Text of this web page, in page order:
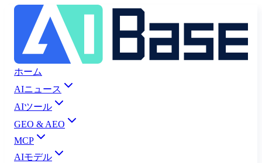
ホーム
AIニュース
AIツール
GEO & AEO
MCP
AIモデル